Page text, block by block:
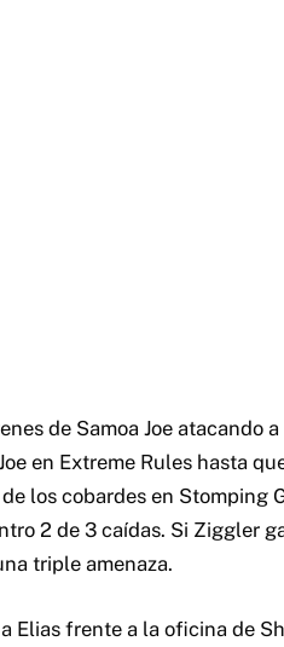
de Samoa Joe atacando
en Extreme Rules hasta
los cobardes en Stomping
2 de 3 caídas. Si Ziggler
triple amenaza.
Elias frente a la oficina de